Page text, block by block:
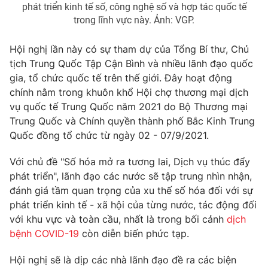
Video Shorts video
VTV Money VTV Thể thao
VTV Sức khoẻ Bất động sản
Thị trường 24h Tấm lòng Việt
VTV9 VTV8
Liên hệ tòa soạn English
phát triển kinh tế số, công nghệ số và hợp tác quốc tế
trong lĩnh vực này. Ảnh: VGP.
Hội nghị lần này có sự tham dự của Tổng Bí thư, Chủ
tịch Trung Quốc Tập Cận Bình và nhiều lãnh đạo quốc
gia, tổ chức quốc tế trên thế giới. Đây hoạt động
chính nằm trong khuôn khổ Hội chợ thương mại dịch
vụ quốc tế Trung Quốc năm 2021 do Bộ Thương mại
Trung Quốc và Chính quyền thành phố Bắc Kinh Trung
Quốc đồng tổ chức từ ngày 02 - 07/9/2021.
Với chủ đề "Số hóa mở ra tương lai, Dịch vụ thúc đẩy
phát triển", lãnh đạo các nước sẽ tập trung nhìn nhận,
đánh giá tầm quan trọng của xu thế số hóa đối với sự
phát triển kinh tế - xã hội của từng nước, tác động đối
với khu vực và toàn cầu, nhất là trong bối cảnh dịch
bệnh COVID-19 còn diễn biến phức tạp.
Hội nghị sẽ là dịp các nhà lãnh đạo đề ra các biện